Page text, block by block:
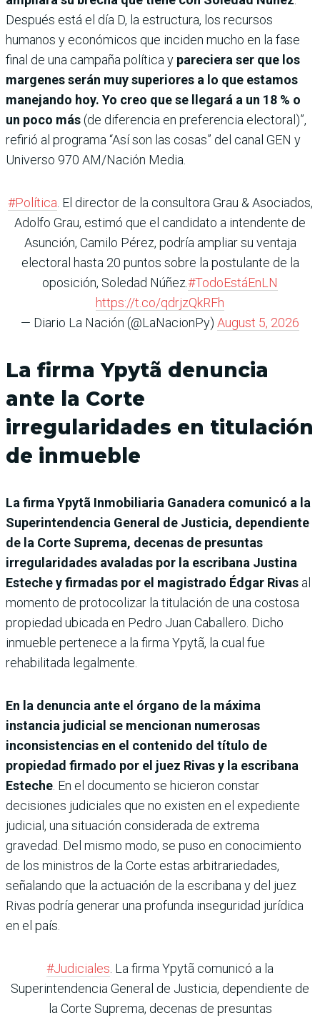
Después está el día D, la estructura, los recursos
humanos y económicos que inciden mucho en la fase
final de una campaña política y pareciera ser que los
margenes serán muy superiores a lo que estamos
manejando hoy. Yo creo que se llegará a un 18 % o
un poco más(de diferencia en preferencia electoral)”,
refirió al programa “Así son las cosas” del canal GEN y
Universo 970 AM/Nación Media.
#Política. El director de la consultora Grau & Asociados,
Adolfo Grau, estimó que el candidato a intendente de
Asunción, Camilo Pérez, podría ampliar su ventaja
electoral hasta 20 puntos sobre la postulante de la
oposición, Soledad Núñez.#TodoEstáEnLN
https://t.co/qdrjzQkRFh
— Diario La Nación (@LaNacionPy) August 5, 2026
La firma Ypytã denuncia
ante la Corte
irregularidades en titulación
de inmueble
La firma Ypytã Inmobiliaria Ganadera comunicó a la
Superintendencia General de Justicia, dependiente
de la Corte Suprema, decenas de presuntas
irregularidades avaladas por la escribana Justina
Esteche y firmadas por el magistrado Édgar Rivas al
momento de protocolizar la titulación de una costosa
propiedad ubicada en Pedro Juan Caballero. Dicho
inmueble pertenece a la firma Ypytã, la cual fue
rehabilitada legalmente.
En la denuncia ante el órgano de la máxima
instancia judicial se mencionan numerosas
inconsistencias en el contenido del título de
propiedad firmado por el juez Rivas y la escribana
Esteche. En el documento se hicieron constar
decisiones judiciales que no existen en el expediente
judicial, una situación considerada de extrema
gravedad. Del mismo modo, se puso en conocimiento
de los ministros de la Corte estas arbitrariedades,
señalando que la actuación de la escribana y del juez
Rivas podría generar una profunda inseguridad jurídica
en el país.
#Judiciales. La firma Ypytã comunicó a la
Superintendencia General de Justicia, dependiente de
la Corte Suprema, decenas de presuntas